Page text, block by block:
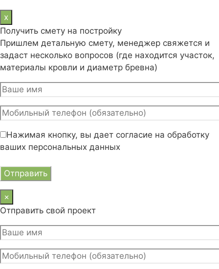
x
Получить смету на постройку
Пришлем детальную смету, менеджер свяжется и
задаст несколько вопросов (где находится участок,
материалы кровли и диаметр бревна)
Нажимая кнопку, вы дает согласие на обработку
ваших персональных данных
×
Отправить свой проект